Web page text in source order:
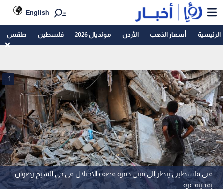
English
الرئيسية أسعار الذهب الأردن مونديال 2026 فلسطين طقس
فتى فلسطيني ينظر إلى مبنى دمره قصف الاحتلال في حي الشيخ رضوان
بمدينة غزة
1